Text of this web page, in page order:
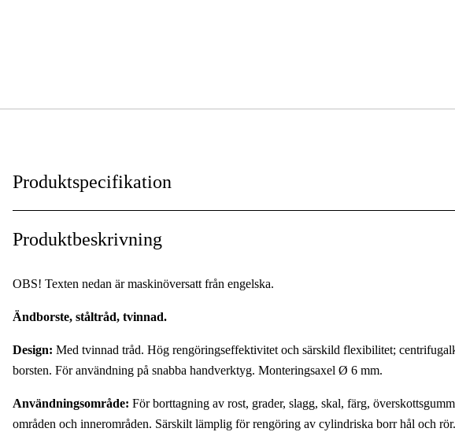
Produktspecifikation
Typ av skaft/fäste:
Produktbeskrivning
OBS! Texten nedan är maskinöversatt från engelska.
Ändborste, ståltråd, tvinnad.
Design: Med tvinnad tråd. Hög rengöringseffektivitet och särskild flexibilitet;
borsten. För användning på snabba handverktyg. Monteringsaxel Ø 6 mm.
Användningsområde: För borttagning av rost, grader, slagg, skal, färg,
områden och innerområden. Särskilt lämplig för rengöring av cylindriska borr hål och rör.